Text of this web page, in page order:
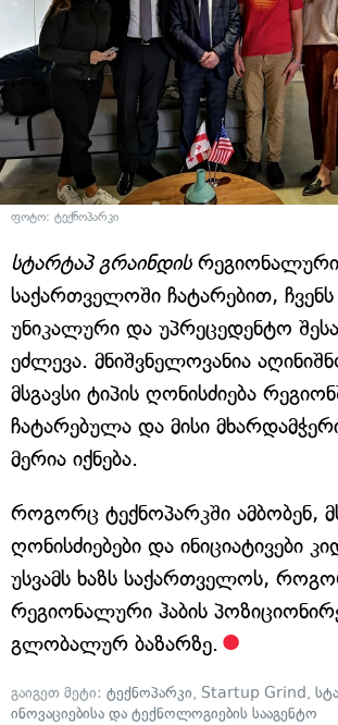
ფოტო: ტექნოპარკი
სტარტაპ გრაინდისრეგიონალური
საქართველოში ჩატარებით, ჩვენს
უნიკალური და უპრეცედენტო
ეძლევა. მნიშვნელოვანია
მსგავსი ტიპის ღონისძიება
ჩატარებულა და მისი
მერია იქნება.
როგორც ტექნოპარკში ამბობენ,
ღონისძიებები და ინიციატივები
უსვამს ხაზს საქართველოს,
რეგიონალური ჰაბის
გლობალურ ბაზარზე.
გაიგეთ მეტი: ტექნოპარკი, Startup Grind,
ინოვაციებისა და ტექნოლოგიების სააგენტო